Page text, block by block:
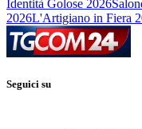
Identità Golose 2026
2026L'Artigiano in Fiera
Seguici su